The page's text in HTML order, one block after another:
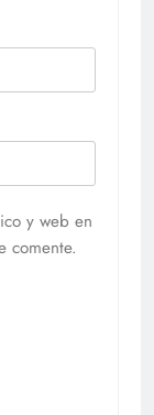
y web en
comente.